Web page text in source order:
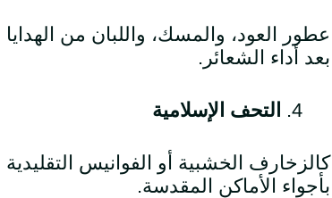
عطور العود، والمسك، واللبان من
بعد أداء الشعائر.
التحف الإسلامية
كالزخارف الخشبية أو الفوانيس
بأجواء الأماكن المقدسة.